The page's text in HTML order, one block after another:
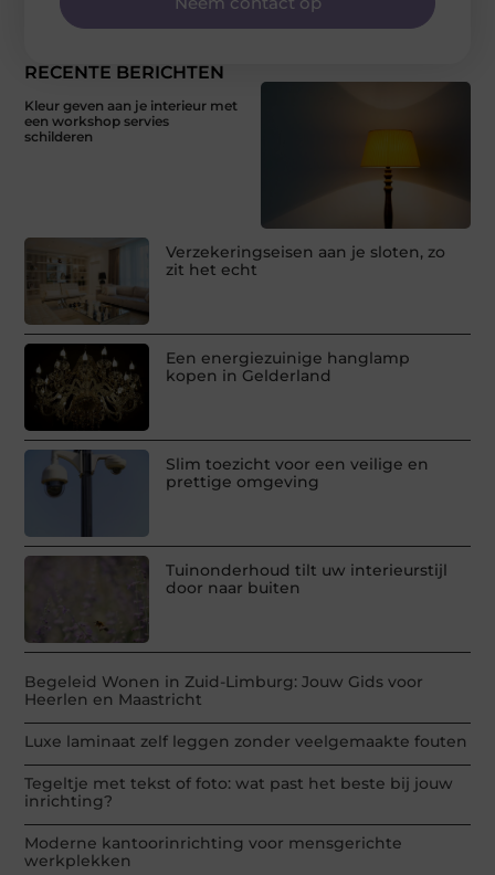
RECENTE BERICHTEN
Kleur geven aan je interieur met
een workshop servies
schilderen
Verzekeringseisen aan je sloten, zo
zit het echt
Een energiezuinige hanglamp
kopen in Gelderland
Slim toezicht voor een veilige en
prettige omgeving
Tuinonderhoud tilt uw interieurstijl
door naar buiten
Begeleid Wonen in Zuid-Limburg: Jouw Gids voor
Heerlen en Maastricht
Luxe laminaat zelf leggen zonder veelgemaakte fouten
Tegeltje met tekst of foto: wat past het beste bij jouw
inrichting?
Moderne kantoorinrichting voor mensgerichte
werkplekken